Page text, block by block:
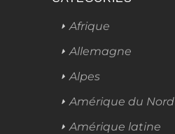
Afrique
Allemagne
Alpes
Amérique du Nord
Amérique latine